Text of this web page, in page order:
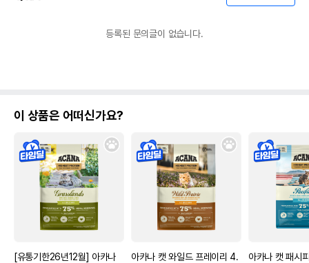
등록된 문의글이 없습니다.
이 상품은 어떠신가요?
[유통기한26년12월] 아카나
아카나 캣 와일드 프레이리 4.
아카나 캣 패시